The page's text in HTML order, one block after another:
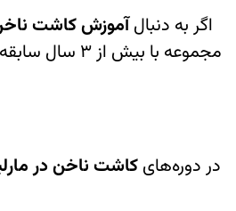
اگر به دنبالآموزش کاشت
مجموعه با بیش از ۳ سال سابقه حرفه‌ای در زمینه آموزش و خدمات
در دوره‌هایکاشت ناخن در